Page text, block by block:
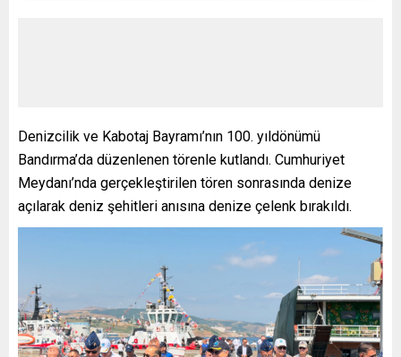
Denizcilik ve Kabotaj Bayramı’nın 100. yıldönümü
Bandırma’da düzenlenen törenle kutlandı. Cumhuriyet
Meydanı’nda gerçekleştirilen tören sonrasında denize
açılarak deniz şehitleri anısına denize çelenk bırakıldı.